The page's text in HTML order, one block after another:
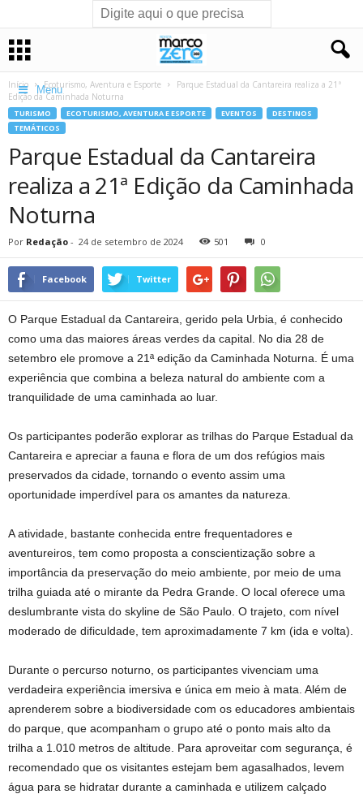
Menu
Início Ecoturismo, Aventura e Esporte
Parque Estadual da Cantareira realiza a 21ª
Edição da Caminhada Noturna
TURISMO ECOTURISMO, AVENTURA E ESPORTE EVENTOS
DESTINOS
TEMÁTICOS
Parque Estadual da Cantareira
realiza a 21ª Edição da Caminhada
Noturna
Por Redação - 24 de setembro de 2024 501 0
Facebook Twitter
O Parque Estadual da Cantareira, gerido pela Urbia, é conhecido
como uma das maiores áreas verdes da capital. No dia 28 de
setembro ele promove a 21ª edição da Caminhada Noturna. É uma
experiência que combina a beleza natural do ambiente com a
tranquilidade de uma caminhada ao luar.
Os participantes poderão explorar as trilhas do Parque Estadual da
Cantareira e apreciar a fauna e flora de um dos refúgios mais
preservados da cidade, tornando o evento assim uma
oportunidade imperdível para os amantes da natureza.
A atividade, bastante conhecida entre frequentadores e
aventureiros, tem como proposta a conscientização sobre a
importância da preservação do meio ambiente, por meio de uma
trilha guiada até o mirante da Pedra Grande. O local oferece uma
deslumbrante vista do skyline de São Paulo. O trajeto, com nível
moderado de dificuldade, tem aproximadamente 7 km (ida e volta).
Durante o percurso noturno, os participantes vivenciam uma
verdadeira experiência imersiva e única em meio à mata. Além de
aprenderem sobre a biodiversidade com os educadores ambientais
do parque, que acompanham o grupo até o ponto mais alto da
trilha a 1.010 metros de altitude. Para aproveitar com segurança, é
recomendado que os visitantes estejam bem agasalhados, levem
água para se hidratar durante a caminhada e utilizem calçado